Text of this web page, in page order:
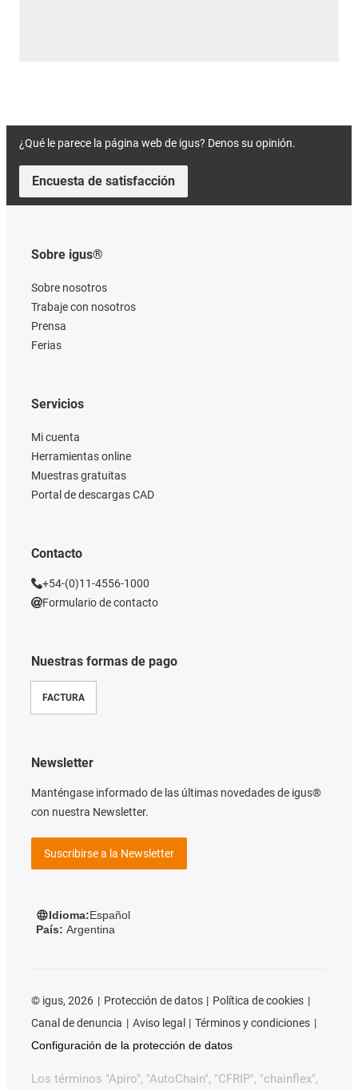
¿Qué le parece la página web de igus? Denos su opinión.
Encuesta de satisfacción
Sobre igus®
Sobre nosotros
Trabaje con nosotros
Prensa
Ferias
Nuestras formas de pago
FACTURA
Servicios
Mi cuenta
Herramientas online
Muestras gratuitas
Portal de descargas CAD
Contacto
+54-(0)11-4556-1000
Formulario de contacto
Newsletter
Manténgase informado de las últimas novedades de igus®
con nuestra Newsletter.
Suscribirse a la Newsletter
Idioma:Español
País: Argentina
© igus, 2026 Protección de datos
Política de cookies
Canal de denuncia
Aviso legal
Términos y condiciones
Configuración de la protección de datos
Los términos "Apiro", "AutoChain", "CFRIP", "chainflex",